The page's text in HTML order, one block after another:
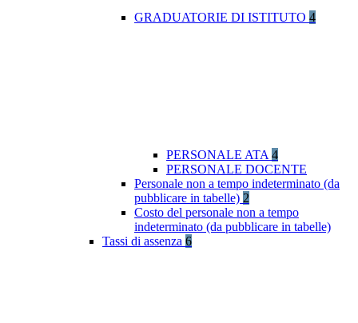
GRADUATORIE DI ISTITUTO 4
PERSONALE ATA 4
PERSONALE DOCENTE
Personale non a tempo indeterminato (da
pubblicare in tabelle) 2
Costo del personale non a tempo
indeterminato (da pubblicare in tabelle)
Tassi di assenza 6